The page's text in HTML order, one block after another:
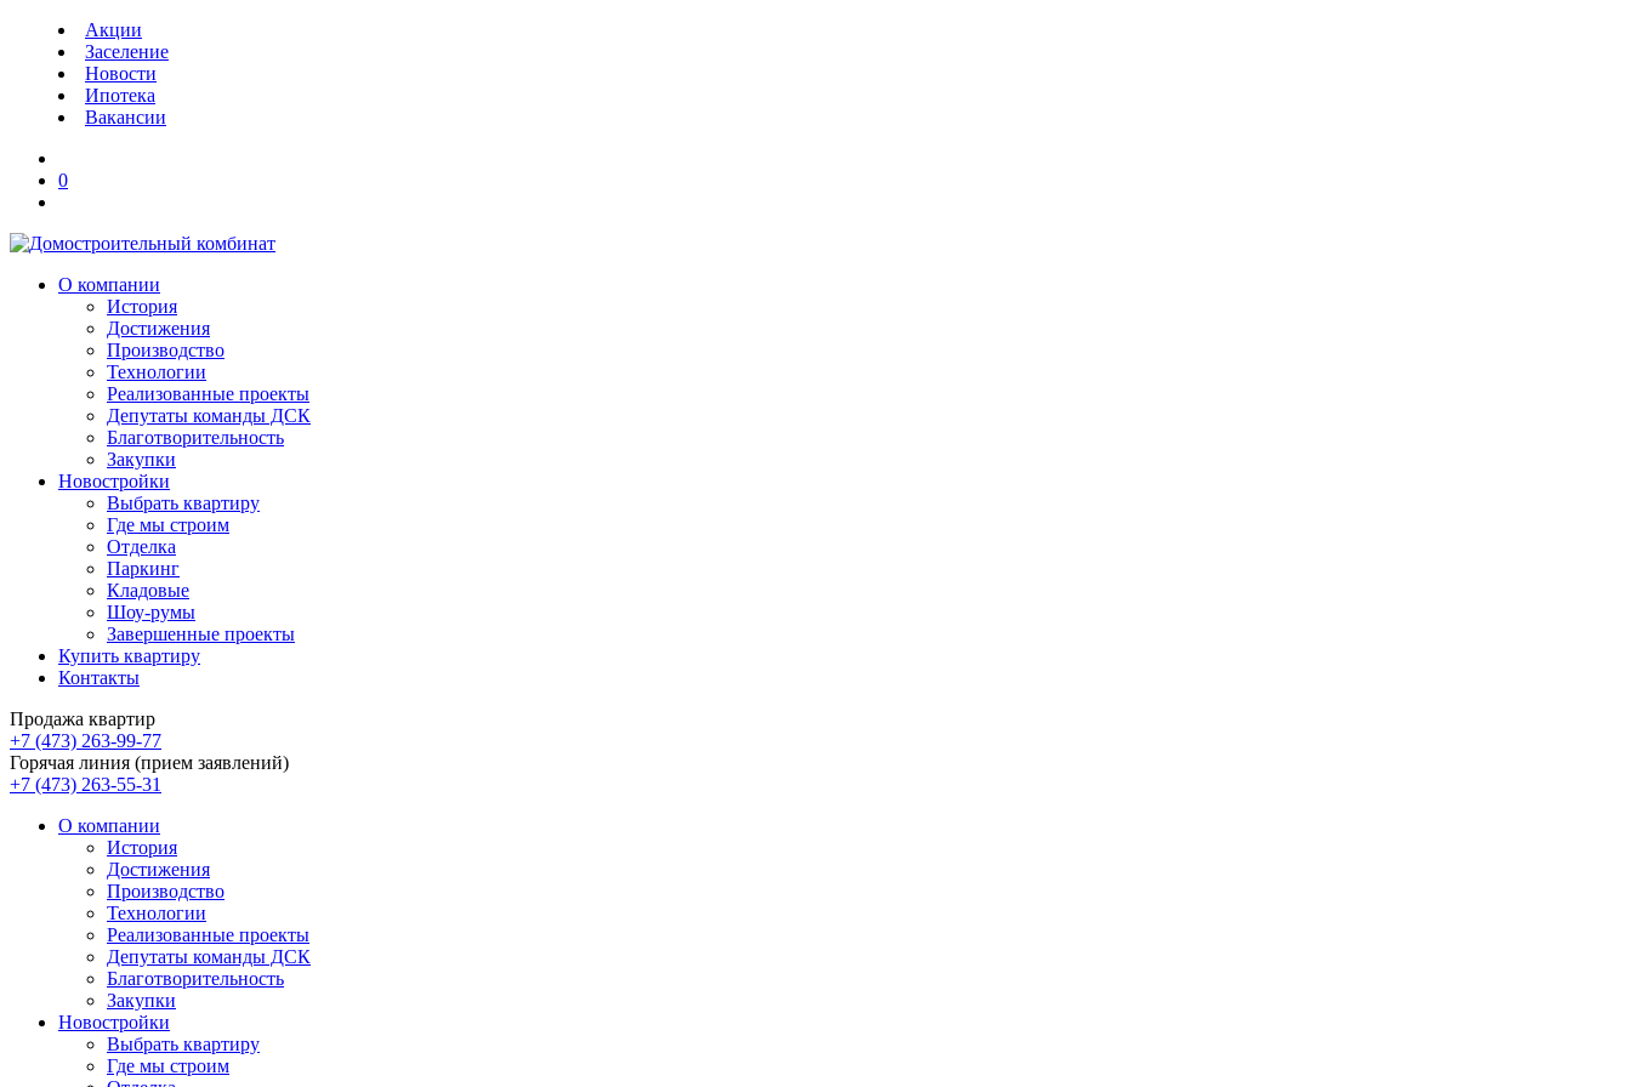
Акции
Заселение
Новости
Ипотека
Вакансии
0
О компании
История
Достижения
Производство
Технологии
Реализованные проекты
Депутаты команды ДСК
Благотворительность
Закупки
Новостройки
Выбрать квартиру
Где мы строим
Отделка
Паркинг
Кладовые
Шоу-румы
Завершенные проекты
Купить квартиру
Контакты
Продажа квартир
+7 (473) 263-99-77
Горячая линия (прием заявлений)
+7 (473) 263-55-31
О компании
История
Достижения
Производство
Технологии
Реализованные проекты
Депутаты команды ДСК
Благотворительность
Закупки
Новостройки
Выбрать квартиру
Где мы строим